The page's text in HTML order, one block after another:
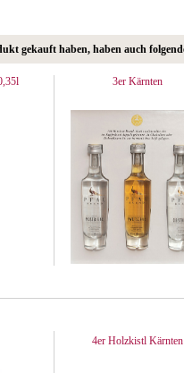
gekauft haben, haben auch
3er Kärnten
4er Holzkistl Kärnten